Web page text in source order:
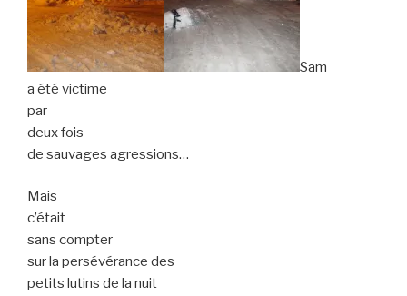
Sam
a été victime
par
deux fois
de sauvages agressions…
Mais
c’était
sans compter
sur la persévérance des
petits lutins de la nuit